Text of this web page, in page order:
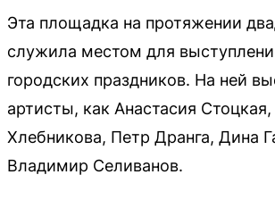
Эта площадка на протяжении
служила местом для
городских праздников. На ней
артисты, как Анастасия
Хлебникова, Петр Дранга, Дина
Владимир Селиванов.